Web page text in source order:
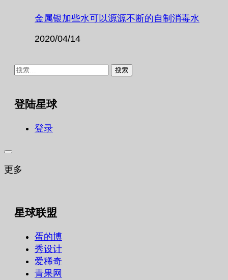
金属银加些水可以源源不断的自制消毒水
2020/04/14
搜
登陆星球
登录
更多
星球联盟
蛋的博
秀设计
爱稀奇
青果网